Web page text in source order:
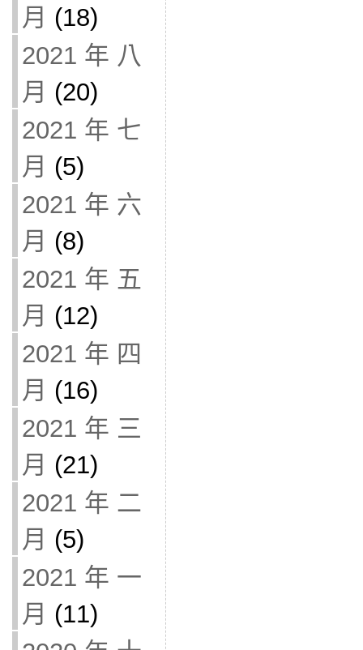
月 (18)
2021 年 八
月 (20)
2021 年 七
月 (5)
2021 年 六
月 (8)
2021 年 五
月 (12)
2021 年 四
月 (16)
2021 年 三
月 (21)
2021 年 二
月 (5)
2021 年 一
月 (11)